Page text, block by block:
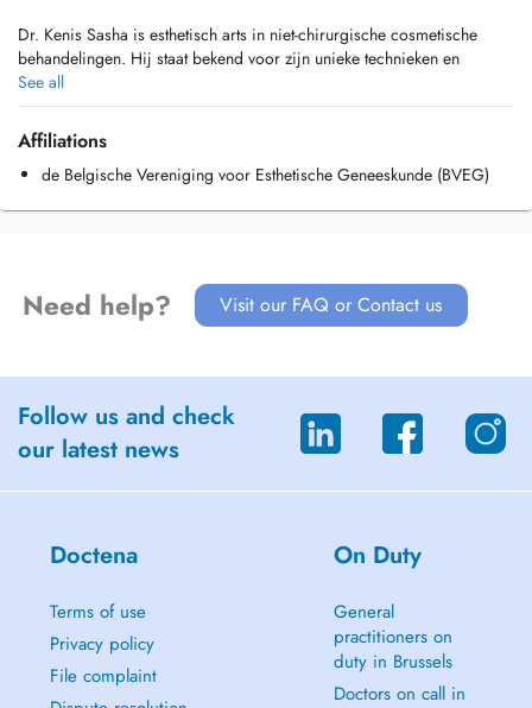
Dr. Kenis Sasha is esthetisch arts in niet-chirurgische cosmetische
behandelingen. Hij staat bekend voor zijn unieke technieken en
vakmanschap. Zijn holistische 3D approach staat garant voor
maximale en natuurlijke resultaten. Dr. Kenis is lid van de Belgische
Vereniging voor Esthetische Geneeskunde (BVEG) en volgde
opleiding in binnen- en buitenland.
See all
Affiliations
de Belgische Vereniging voor Esthetische Geneeskunde (BVEG)
Need help? Visit our FAQ or Contact us
Follow us and check
our latest news
Doctena
Terms of use
Privacy policy
File complaint
On Duty
General
practitioners on
duty in Brussels
Doctors on call in